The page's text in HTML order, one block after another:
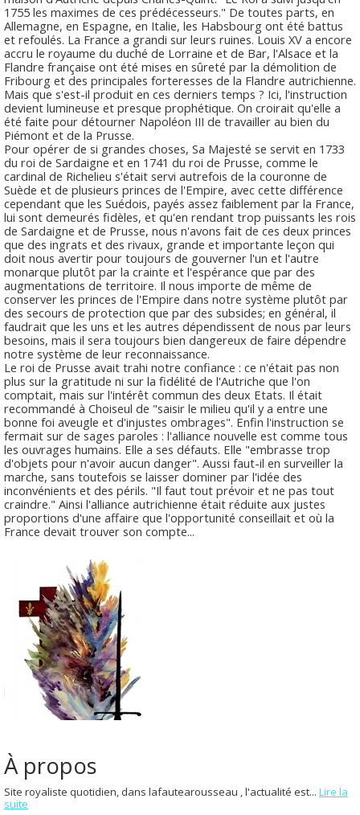
1755 les maximes de ces prédécesseurs." De toutes parts, en
Allemagne, en Espagne, en Italie, les Habsbourg ont été battus
et refoulés. La France a grandi sur leurs ruines. Louis XV a encore
accru le royaume du duché de Lorraine et de Bar, l'Alsace et la
Flandre française ont été mises en sûreté par la démolition de
Fribourg et des principales forteresses de la Flandre autrichienne.
Mais que s'est-il produit en ces derniers temps ? Ici, l'instruction
devient lumineuse et presque prophétique. On croirait qu'elle a
été faite pour détourner Napoléon III de travailler au bien du
Piémont et de la Prusse.
Pour opérer de si grandes choses, Sa Majesté se servit en 1733
du roi de Sardaigne et en 1741 du roi de Prusse, comme le
cardinal de Richelieu s'était servi autrefois de la couronne de
Suède et de plusieurs princes de l'Empire, avec cette différence
cependant que les Suédois, payés assez faiblement par la France,
lui sont demeurés fidèles, et qu'en rendant trop puissants les rois
de Sardaigne et de Prusse, nous n'avons fait de ces deux princes
que des ingrats et des rivaux, grande et importante leçon qui
doit nous avertir pour toujours de gouverner l'un et l'autre
monarque plutôt par la crainte et l'espérance que par des
augmentations de territoire. Il nous importe de même de
conserver les princes de l'Empire dans notre système plutôt par
des secours de protection que par des subsides; en général, il
faudrait que les uns et les autres dépendissent de nous par leurs
besoins, mais il sera toujours bien dangereux de faire dépendre
notre système de leur reconnaissance.
Le roi de Prusse avait trahi notre confiance : ce n'était pas non
plus sur la gratitude ni sur la fidélité de l'Autriche que l'on
comptait, mais sur l'intérêt commun des deux Etats. Il était
recommandé à Choiseul de "saisir le milieu qu'il y a entre une
bonne foi aveugle et d'injustes ombrages". Enfin l'instruction se
fermait sur de sages paroles : l'alliance nouvelle est comme tous
les ouvrages humains. Elle a ses défauts. Elle "embrasse trop
d'objets pour n'avoir aucun danger". Aussi faut-il en surveiller la
marche, sans toutefois se laisser dominer par l'idée des
inconvénients et des périls. "Il faut tout prévoir et ne pas tout
craindre." Ainsi l'alliance autrichienne était réduite aux justes
proportions d'une affaire que l'opportunité conseillait et où la
France devait trouver son compte...
À propos
Site royaliste quotidien, dans lafautearousseau , l'actualité est... Lire la
suite